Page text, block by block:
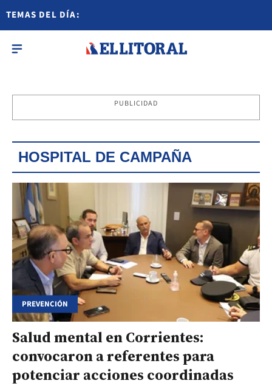
TEMAS DEL DÍA:
PUBLICIDAD
HOSPITAL DE CAMPAÑA
PREVENCIÓN
Salud mental en Corrientes:
convocaron a referentes para
potenciar acciones coordinadas